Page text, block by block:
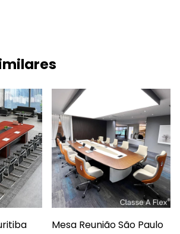
Mesa Reunião São Paulo